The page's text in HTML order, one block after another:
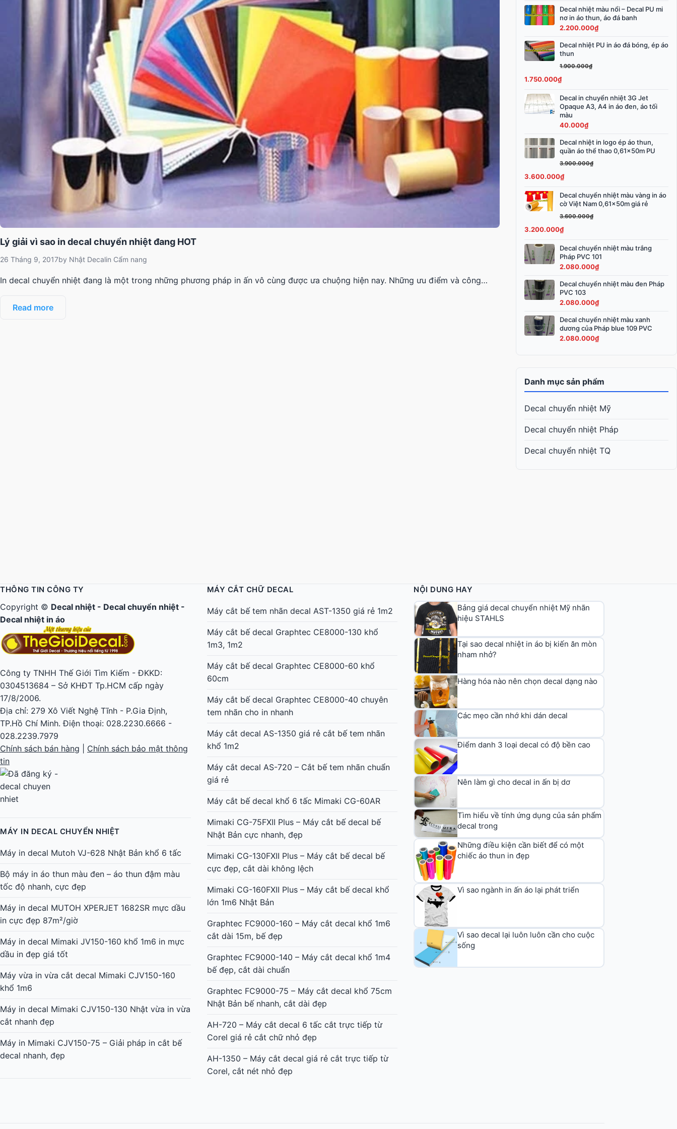
Lý giải vì sao in decal chuyển nhiệt đang HOT
26 Tháng 9, 2017by Nhật Decalin Cẩm nang
In decal chuyển nhiệt đang là một trong những phương pháp in ấn vô cùng được ưa chuộng hiện nay. Những ưu điểm và công…
Read more
3.800.000₫.Decal nhiệt màu nổi – Decal PU mi
nơ in áo thun, áo đá banh
2.200.000₫
Decal nhiệt PU in áo đá bóng, ép áo
thun
1.900.000₫
Giá
gốc
1.900.000₫.
1.750.000₫
Giá
hiện
là:
1.750.000₫.Decal in chuyển nhiệt 3G Jet
Opaque A3, A4 in áo đen, áo tối
màu
40.000₫
Decal nhiệt in logo ép áo thun,
quần áo thể thao 0,61x50m PU
3.900.000₫
Giá
gốc
3.900.000₫.
3.600.000₫
Giá
hiện
là:
3.600.000₫.Decal chuyển nhiệt màu vàng in áo
cờ Việt Nam 0,61x50m giá rẻ
3.600.000₫
Giá
gốc
3.600.000₫.
3.200.000₫
Giá
hiện
là:
3.200.000₫.Decal chuyển nhiệt màu trắng
Pháp PVC 101
2.080.000₫
Decal chuyển nhiệt màu đen Pháp
PVC 103
2.080.000₫
Decal chuyển nhiệt màu xanh
dương của Pháp blue 109 PVC
2.080.000₫
Danh mục sản phẩm
Decal chuyển nhiệt Mỹ
Decal chuyển nhiệt Pháp
Decal chuyển nhiệt TQ
THÔNG TIN CÔNG TY
Copyright © Decal nhiệt - Decal chuyển nhiệt -
Decal nhiệt in áo
Công ty TNHH Thế Giới Tìm Kiếm - ĐKKD:
0304513684 – Sở KHĐT Tp.HCM cấp ngày
17/8/2006.
Địa chỉ: 279 Xô Viết Nghệ Tĩnh - P.Gia Định,
TP.Hồ Chí Minh. Điện thoại: 028.2230.6666 -
028.2239.7979
Chính sách bán hàng
Chính sách bảo mật thông
tin
MÁY IN DECAL CHUYỂN NHIỆT
Máy in decal Mutoh VJ-628 Nhật Bản khổ 6 tấc
Bộ máy in áo thun màu đen – áo thun đậm màu
tốc độ nhanh, cực đẹp
Máy in decal MUTOH XPERJET 1682SR mực dầu
in cực đẹp 87m²/giờ
Máy in decal Mimaki JV150-160 khổ 1m6 in mực
dầu in đẹp giá tốt
Máy vừa in vừa cắt decal Mimaki CJV150-160
khổ 1m6
Máy in decal Mimaki CJV150-130 Nhật vừa in vừa
cắt nhanh đẹp
Máy in Mimaki CJV150-75 – Giải pháp in cắt bế
decal nhanh, đẹp
MÁY CẮT CHỮ DECAL
Máy cắt bế tem nhãn decal AST-1350 giá rẻ 1m2
Máy cắt bế decal Graphtec CE8000-130 khổ
1m3, 1m2
Máy cắt bế decal Graphtec CE8000-60 khổ
60cm
Máy cắt bế decal Graphtec CE8000-40 chuyên
tem nhãn cho in nhanh
Máy cắt decal AS-1350 giá rẻ cắt bế tem nhãn
khổ 1m2
Máy cắt decal AS-720 – Cắt bế tem nhãn chuẩn
giá rẻ
Máy cắt bế decal khổ 6 tấc Mimaki CG-60AR
Mimaki CG-75FXII Plus – Máy cắt bế decal bế
Nhật Bản cực nhanh, đẹp
Mimaki CG-130FXII Plus – Máy cắt bế decal bế
cực đẹp, cắt dài không lệch
Mimaki CG-160FXII Plus – Máy cắt bế decal khổ
lớn 1m6 Nhật Bản
Graphtec FC9000-160 – Máy cắt decal khổ 1m6
cắt dài 15m, bế đẹp
Graphtec FC9000-140 – Máy cắt decal khổ 1m4
bế đẹp, cắt dài chuẩn
Graphtec FC9000-75 – Máy cắt decal khổ 75cm
Nhật Bản bế nhanh, cắt dài đẹp
AH-720 – Máy cắt decal 6 tấc cắt trực tiếp từ
Corel giá rẻ cắt chữ nhỏ đẹp
AH-1350 – Máy cắt decal giá rẻ cắt trực tiếp từ
Corel, cắt nét nhỏ đẹp
NỘI DUNG HAY
Bảng giá decal chuyển nhiệt Mỹ nhãn
hiệu STAHLS
Tại sao decal nhiệt in áo bị kiến ăn mòn
nham nhở?
Hàng hóa nào nên chọn decal dạng nào
Các mẹo cần nhớ khi dán decal
Điểm danh 3 loại decal có độ bền cao
Nên làm gì cho decal in ấn bị dơ
Tìm hiểu về tính ứng dụng của sản phẩm
decal trong
Những điều kiện cần biết để có một
chiếc áo thun in đẹp
Vì sao ngành in ấn áo lại phát triển
Vì sao decal lại luôn luôn cần cho cuộc
sống